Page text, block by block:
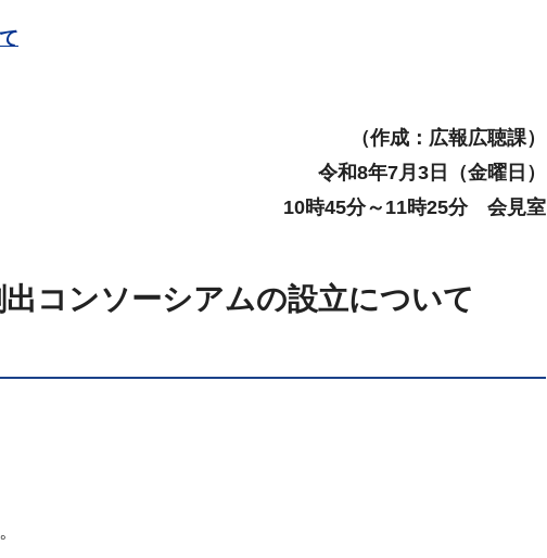
（作成：広報広聴課）
令和8年7月3日（金曜日）
10時45分～11時25分 会見室
コンソーシアムの設立について